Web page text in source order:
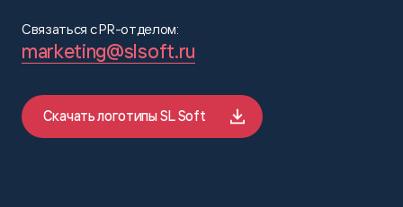
Связаться с PR-отделом:
marketing@slsoft.ru
Скачать логотипы SL Soft